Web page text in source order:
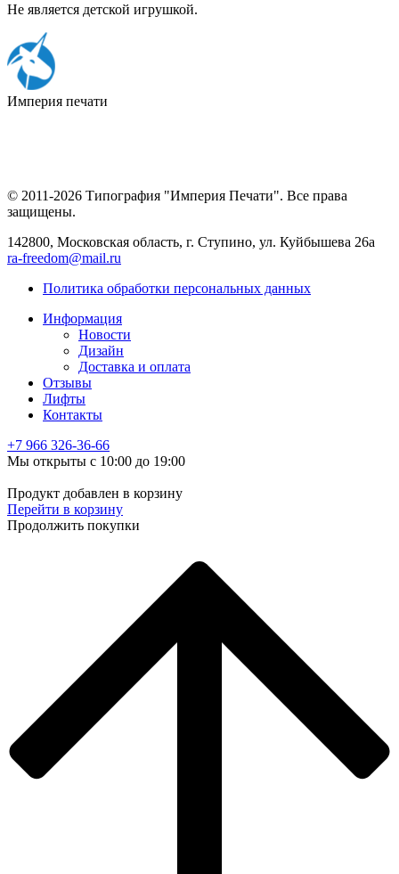
Не является детской игрушкой.
Империя печати
© 2011-2026 Типография "Империя Печати". Все права
защищены.
142800, Московская область, г. Ступино, ул. Куйбышева 26а
ra-freedom@mail.ru
Политика обработки персональных данных
Информация
Новости
Дизайн
Доставка и оплата
Отзывы
Лифты
Контакты
+7 966 326-36-66
Мы открыты с 10:00 до 19:00
Продукт добавлен в корзину
Перейти в корзину
Продолжить покупки